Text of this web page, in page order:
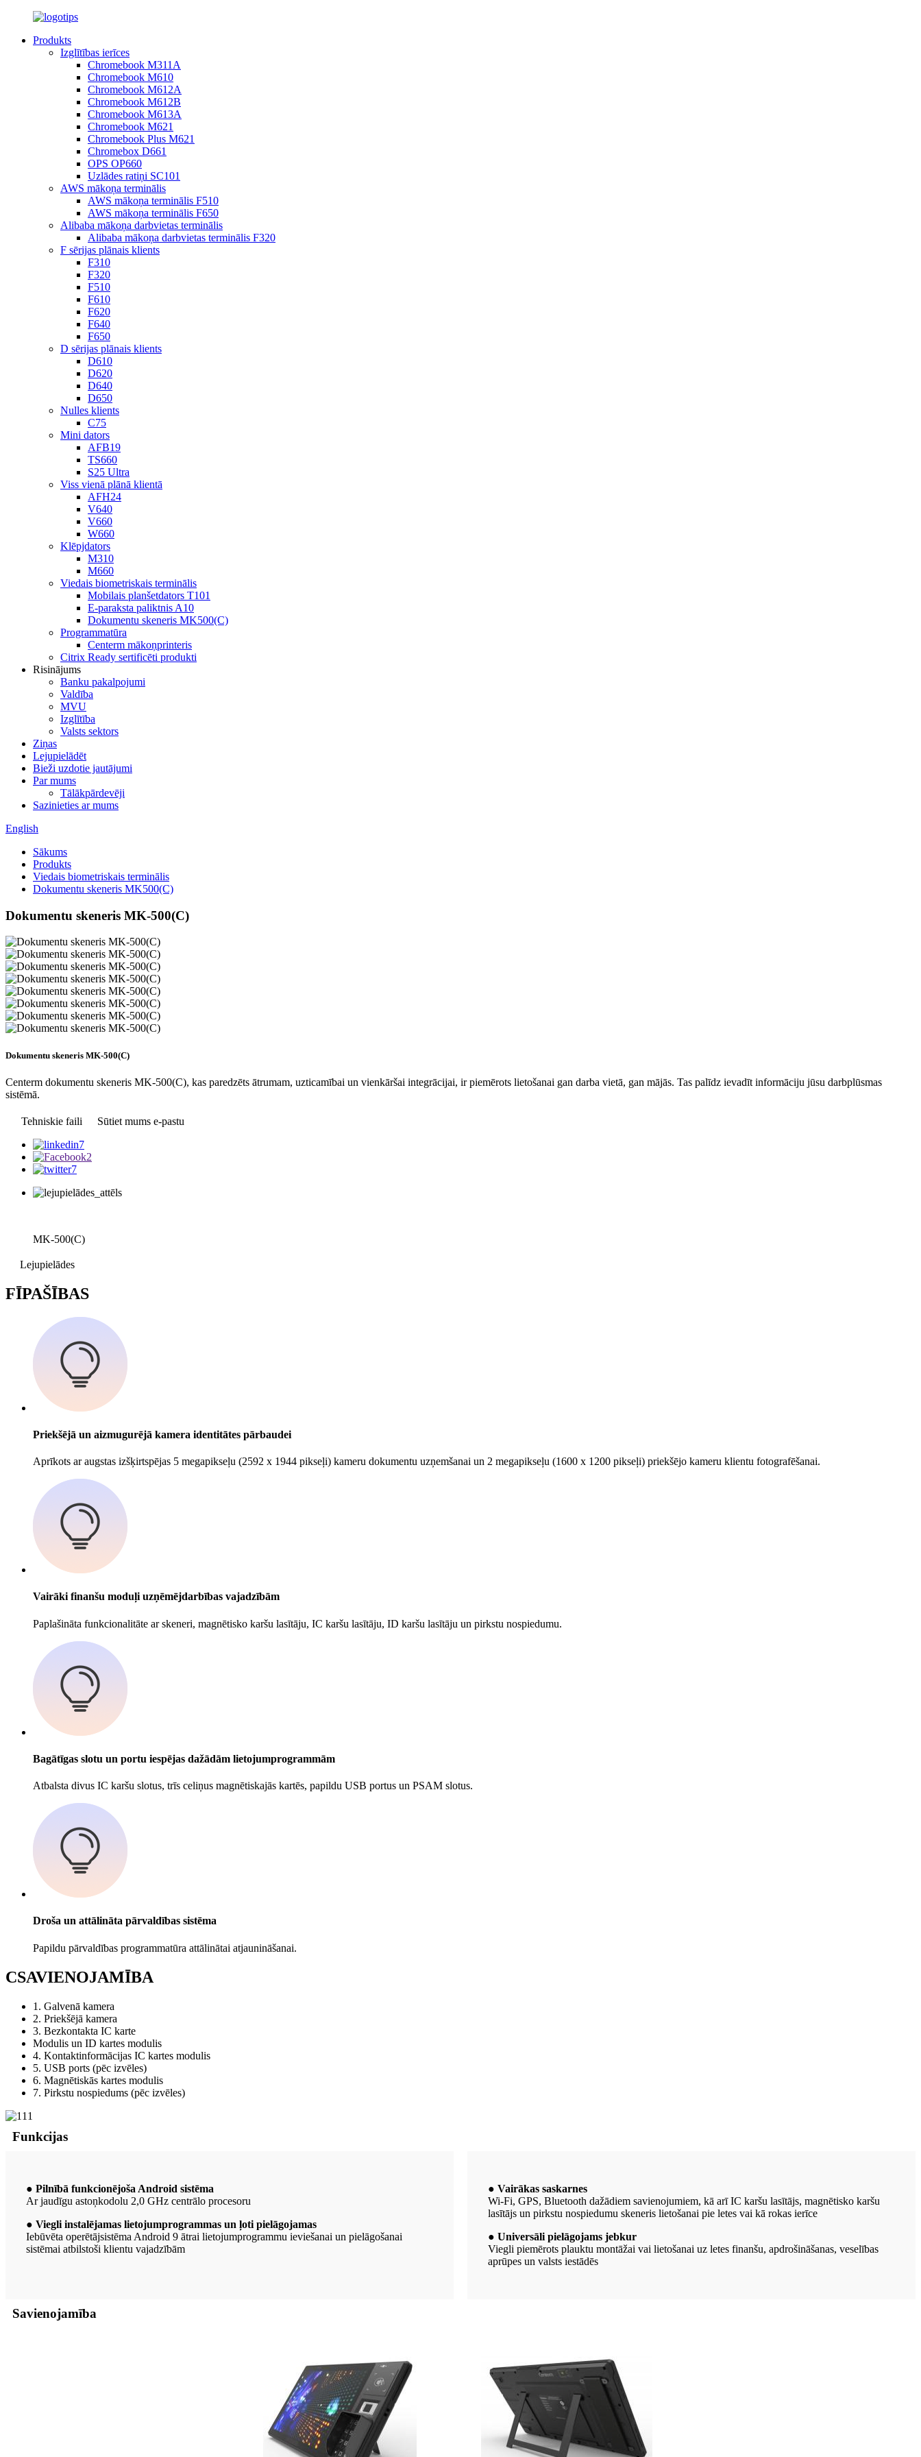
Produkts
Izglītības ierīces
Chromebook M311A
Chromebook M610
Chromebook M612A
Chromebook M612B
Chromebook M613A
Chromebook M621
Chromebook Plus M621
Chromebox D661
OPS OP660
Uzlādes ratiņi SC101
AWS mākoņa terminālis
AWS mākoņa terminālis F510
AWS mākoņa terminālis F650
Alibaba mākoņa darbvietas terminālis
Alibaba mākoņa darbvietas terminālis F320
F sērijas plānais klients
F310
F320
F510
F610
F620
F640
F650
D sērijas plānais klients
D610
D620
D640
D650
Nulles klients
C75
Mini dators
AFB19
TS660
S25 Ultra
Viss vienā plānā klientā
AFH24
V640
V660
W660
Klēpjdators
M310
M660
Viedais biometriskais terminālis
Mobilais planšetdators T101
E-paraksta paliktnis A10
Dokumentu skeneris MK500(C)
Programmatūra
Centerm mākoņprinteris
Citrix Ready sertificēti produkti
Risinājums
Banku pakalpojumi
Valdība
MVU
Izglītība
Valsts sektors
Ziņas
Lejupielādēt
Bieži uzdotie jautājumi
Par mums
Tālākpārdevēji
Sazinieties ar mums
English
Sākums
Produkts
Viedais biometriskais terminālis
Dokumentu skeneris MK500(C)
Dokumentu skeneris MK-500(C)
Dokumentu skeneris MK-500(C)
Centerm dokumentu skeneris MK-500(C), kas paredzēts ātrumam, uzticamībai un vienkāršai integrācijai, ir piemērots lietošanai gan darba vietā, gan mājās. Tas palīdz ievadīt informāciju jūsu darbplūsmas
sistēmā.
Tehniskie faili Sūtiet mums e-pastu
MK-500(C)
Lejupielādes
FĪPAŠĪBAS
Priekšējā un aizmugurējā kamera identitātes pārbaudei
Aprīkots ar augstas izšķirtspējas 5 megapikseļu (2592 x 1944 pikseļi) kameru dokumentu uzņemšanai un 2 megapikseļu (1600 x 1200 pikseļi) priekšējo kameru klientu fotografēšanai.
Vairāki finanšu moduļi uzņēmējdarbības vajadzībām
Paplašināta funkcionalitāte ar skeneri, magnētisko karšu lasītāju, IC karšu lasītāju, ID karšu lasītāju un pirkstu nospiedumu.
Bagātīgas slotu un portu iespējas dažādām lietojumprogrammām
Atbalsta divus IC karšu slotus, trīs celiņus magnētiskajās kartēs, papildu USB portus un PSAM slotus.
Droša un attālināta pārvaldības sistēma
Papildu pārvaldības programmatūra attālinātai atjaunināšanai.
CSAVIENOJAMĪBA
1. Galvenā kamera
2. Priekšējā kamera
3. Bezkontakta IC karte
Modulis un ID kartes modulis
4. Kontaktinformācijas IC kartes modulis
5. USB ports (pēc izvēles)
6. Magnētiskās kartes modulis
7. Pirkstu nospiedums (pēc izvēles)
Funkcijas
● Pilnībā funkcionējoša Android sistēma
Ar jaudīgu astoņkodolu 2,0 GHz centrālo procesoru
● Viegli instalējamas lietojumprogrammas un ļoti pielāgojamas
Iebūvēta operētājsistēma Android 9 ātrai lietojumprogrammu ieviešanai un pielāgošanai
sistēmai atbilstoši klientu vajadzībām
● Vairākas saskarnes
Wi-Fi, GPS, Bluetooth dažādiem savienojumiem, kā arī IC karšu lasītājs, magnētisko karšu
lasītājs un pirkstu nospiedumu skeneris lietošanai pie letes vai kā rokas ierīce
● Universāli pielāgojams jebkur
Viegli piemērots plauktu montāžai vai lietošanai uz letes finanšu, apdrošināšanas, veselības
aprūpes un valsts iestādēs
Savienojamība